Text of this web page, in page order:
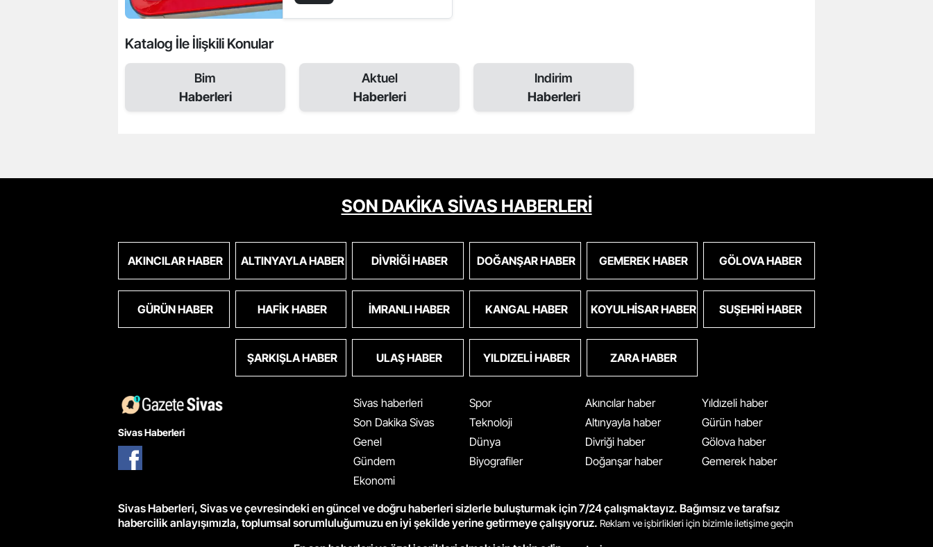
Katalog İle İlişkili Konular
Bim
Haberleri
Aktuel
Haberleri
Indirim
Haberleri
SON DAKİKA SİVAS HABERLERİ
AKINCILAR HABER ALTINYAYLA HABER DIVRIĞI HABER DOĞANŞAR HABER GEMEREK HABER GÖLOVA HABER
GÜRÜN HABER HAFIK HABER İMRANLI HABER KANGAL HABER KOYULHISAR HABER SUŞEHRI HABER
ŞARKIŞLA HABER ULAŞ HABER YILDIZELI HABER ZARA HABER
Sivas Haberleri
Sivas haberleri
Son Dakika Sivas
Genel
Gündem
Ekonomi
Spor
Teknoloji
Dünya
Biyografiler
Akıncılar haber
Altınyayla haber
Divriği haber
Doğanşar haber
Yıldızeli haber
Gürün haber
Gölova haber
Gemerek haber
Sivas Haberleri, Sivas ve çevresindeki en güncel ve doğru haberleri sizlerle buluşturmak için 7/24 çalışmaktayız. Bağımsız ve tarafsız
habercilik anlayışımızla, toplumsal sorumluluğumuzu en iyi şekilde yerine getirmeye çalışıyoruz. Reklam ve işbirlikleri için bizimle iletişime geçin